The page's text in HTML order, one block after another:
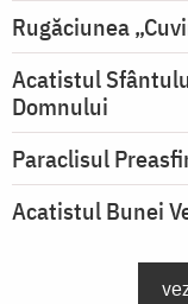
Rugăciunea
Acatistul
Domnului
Paraclisul
Acatistul Bunei